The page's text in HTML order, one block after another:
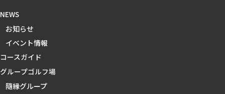
NEWS
お知らせ
イベント情報
コースガイド
グループゴルフ場
隨縁グループ